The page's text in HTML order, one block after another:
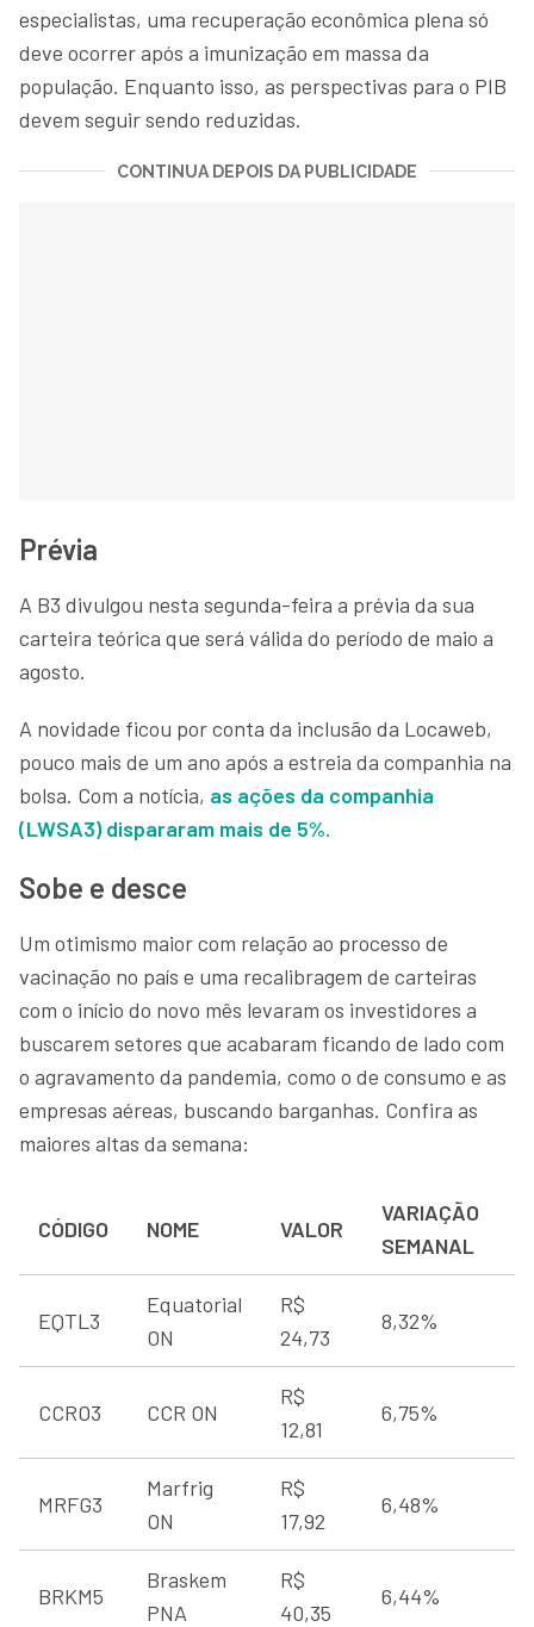
especialistas, uma recuperação econômica plena só
deve ocorrer após a imunização em massa da
população. Enquanto isso, as perspectivas para o PIB
devem seguir sendo reduzidas.
CONTINUA DEPOIS DA PUBLICIDADE
Prévia
A B3 divulgou nesta segunda-feira a prévia da sua
carteira teórica que será válida do período de maio a
agosto.
A novidade ficou por conta da inclusão da Locaweb,
pouco mais de um ano após a estreia da companhia na
bolsa. Com a notícia, as ações da companhia
(LWSA3) dispararam mais de 5%.
Sobe e desce
Um otimismo maior com relação ao processo de
vacinação no país e uma recalibragem de carteiras
com o início do novo mês levaram os investidores a
buscarem setores que acabaram ficando de lado com
o agravamento da pandemia, como o de consumo e as
empresas aéreas, buscando barganhas. Confira as
maiores altas da semana:
CÓDIGO NOME VALOR
VARIAÇÃO
SEMANAL
EQTL3
Equatorial
ON
R$
24,73
8,32%
CCRO3 CCR ON
R$
12,81
6,75%
MRFG3
Marfrig
ON
R$
17,92
6,48%
BRKM5
Braskem
PNA
R$
40,35
6,44%